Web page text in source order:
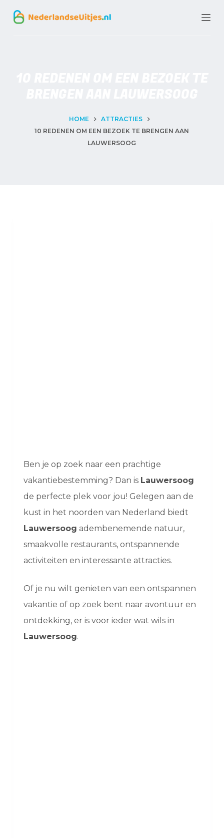
G
HOME
ATTRACTIES
10 REDENEN OM EEN BEZOEK TE BRENGEN AAN
LAUWERSOOG
Ben je op zoek naar een prachtige
vakantiebestemming? Dan is Lauwersoog
de perfecte plek voor jou! Gelegen aan de
kust in het noorden van Nederland biedt
Lauwersoog adembenemende natuur,
smaakvolle restaurants, ontspannende
activiteiten en interessante attracties.
Of je nu wilt genieten van een ontspannen
vakantie of op zoek bent naar avontuur en
ontdekking, er is voor ieder wat wils in
Lauwersoog.